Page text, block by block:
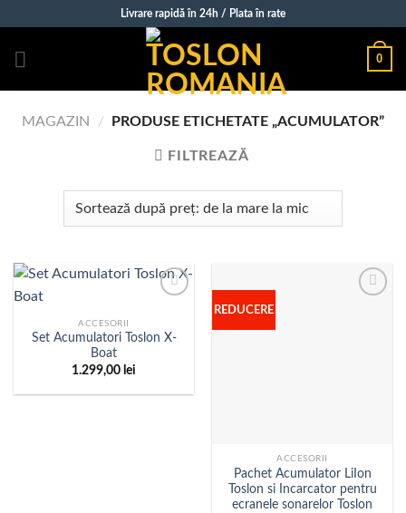
conținut
Livrare rapidă în 24h / Plata în rate
0
MAGAZIN / PRODUSE ETICHETATE „ACUMULATOR”
FILTREAZĂ
ACCESORII
Set Acumulatori Toslon X-
Boat
1.299,00 lei
REDUCERE
ACCESORII
Pachet Acumulator LiIon
Toslon si Incarcator pentru
ecranele sonarelor Toslon